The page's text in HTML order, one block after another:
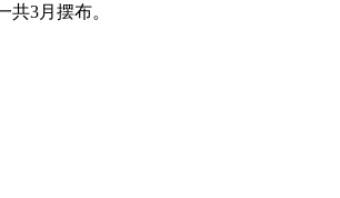
3月摆布。